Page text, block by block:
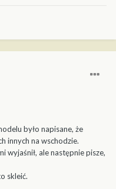
było napisane, że
innych na wschodzie.
wyjaśnił, ale następnie pisze,
skleić.